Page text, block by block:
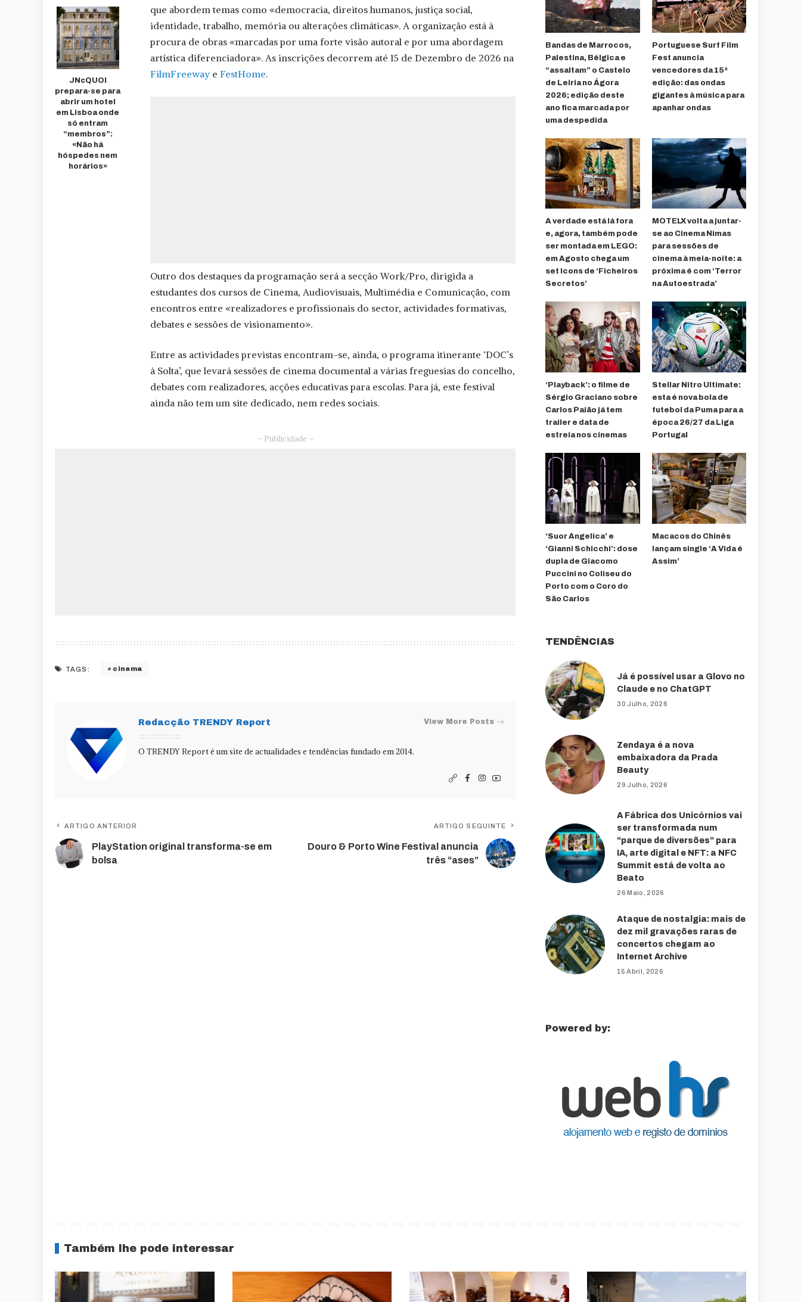
JNcQUOI
prepara-se para
abrir um hotel
em Lisboa onde
só entram
“membros”:
«Não há
hóspedes nem
horários»
que abordem temas como «democracia, direitos humanos, justiça social,
identidade, trabalho, memória ou alterações climáticas». A organização está à
procura de obras «marcadas por uma forte visão autoral e por uma abordagem
artística diferenciadora». As inscrições decorrem até 15 de Dezembro de 2026 na
FilmFreeway e FestHome.
Outro dos destaques da programação será a secção Work/Pro, dirigida a
estudantes dos cursos de Cinema, Audiovisuais, Multimédia e Comunicação, com
encontros entre «realizadores e profissionais do sector, actividades formativas,
debates e sessões de visionamento».
Entre as actividades previstas encontram-se, ainda, o programa itinerante ‘DOC’s
à Solta’, que levará sessões de cinema documental a várias freguesias do concelho,
debates com realizadores, acções educativas para escolas. Para já, este festival
ainda não tem um site dedicado, nem redes sociais.
– Publicidade –
TAGS: cinema
Redacção TRENDY Report View More Posts
O TRENDY Report é um site de actualidades e tendências fundado em 2014.
ARTIGO ANTERIOR
PlayStation original transforma-se em
bolsa
ARTIGO SEGUINTE
Douro & Porto Wine Festival anuncia
três “ases”
Bandas de Marrocos,
Palestina, Bélgica e
“assaltam” o Castelo
de Leiria no Ágora
2026; edição deste
ano fica marcada por
uma despedida
Portuguese Surf Film
Fest anuncia
vencedores da 15ª
edição: das ondas
gigantes à música para
apanhar ondas
A verdade está lá fora
e, agora, também pode
ser montada em LEGO:
em Agosto chega um
set Icons de ‘Ficheiros
Secretos’
MOTELX volta a juntar-
se ao Cinema Nimas
para sessões de
cinema à meia-noite: a
próxima é com ‘Terror
na Autoestrada’
‘Playback’: o filme de
Sérgio Graciano sobre
Carlos Paião já tem
trailer e data de
estreia nos cinemas
Stellar Nitro Ultimate:
esta é nova bola de
futebol da Puma para a
época 26/27 da Liga
Portugal
‘Suor Angelica’ e
‘Gianni Schicchi’: dose
dupla de Giacomo
Puccini no Coliseu do
Porto com o Coro do
São Carlos
Macacos do Chinês
lançam single ‘A Vida é
Assim’
TENDÊNCIAS
Já é possível usar a Glovo no
Claude e no ChatGPT
30 Julho, 2026
Zendaya é a nova
embaixadora da Prada
Beauty
29 Julho, 2026
A Fábrica dos Unicórnios vai
ser transformada num
“parque de diversões” para
IA, arte digital e NFT: a NFC
Summit está de volta ao
Beato
26 Maio, 2026
Ataque de nostalgia: mais de
dez mil gravações raras de
concertos chegam ao
Internet Archive
15 Abril, 2026
Powered by:
Também lhe pode interessar